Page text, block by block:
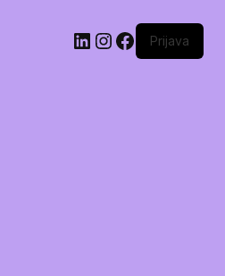
Prijava